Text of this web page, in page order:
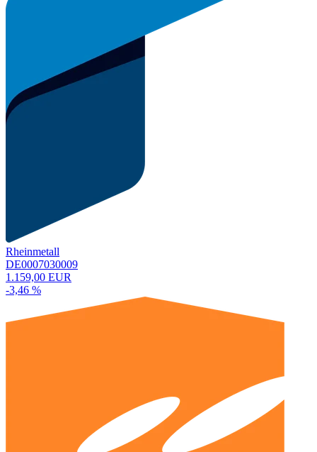
Rheinmetall
DE0007030009
1.159,00 EUR
-3,46 %